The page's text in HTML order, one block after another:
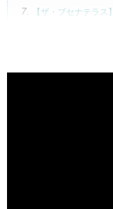
【ザ・ブセナテラ
【ザ・リッツ・カー